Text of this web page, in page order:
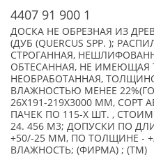
4407 91 900 1
ДОСКА НЕ ОБРЕЗНАЯ ИЗ
(ДУБ (QUERCUS SPP. );
СТРОГАННАЯ,
ОБТЕСАННАЯ, НЕ ИМЕЮЩАЯ
НЕОБРАБОТАННАЯ,
ВЛАЖНОСТЬЮ МЕНЕЕ
26Х191-219Х3000 ММ, СОРТ
ПАЧЕК ПО 115-X ШТ. ,
24. 456 М3; ДОПУСКИ ПО
+50/-25 ММ, ПО ТОЛЩИНЕ -
ВЛАЖНОСТЬ; (ФИРМА) ; (TM)